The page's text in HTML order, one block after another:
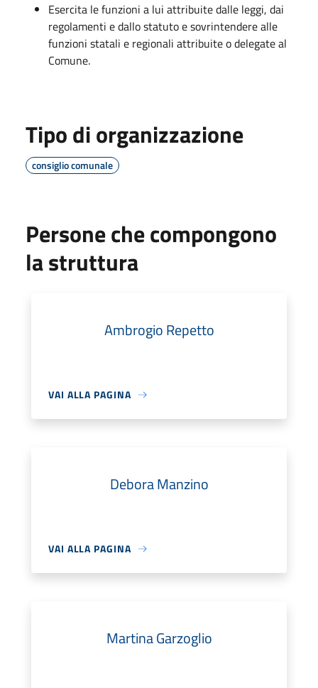
Esercita le funzioni a lui attribuite dalle leggi, dai
regolamenti e dallo statuto e sovrintendere alle
funzioni statali e regionali attribuite o delegate al
Comune.
Tipo di organizzazione
consiglio comunale
Persone che compongono
la struttura
Ambrogio Repetto
VAI ALLA PAGINA
Debora Manzino
VAI ALLA PAGINA
Martina Garzoglio